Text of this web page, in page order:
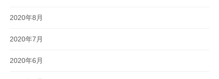
2020年8月
2020年7月
2020年6月